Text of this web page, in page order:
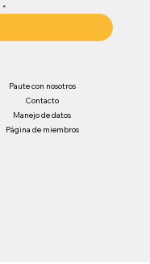
*
Paute con nosotros
Contacto
Manejo de datos
Página de miembros